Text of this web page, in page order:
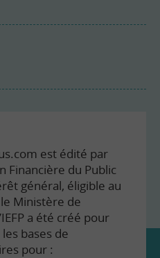
est édité par
Financière du Public
général, éligible au
Ministère de
a été créé pour
bases de
pour :